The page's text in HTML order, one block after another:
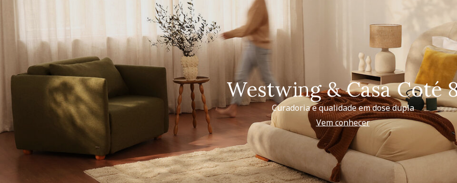
Westwing & Casa Coté
Curadoria e qualidade em dose dupla
Vem conhecer